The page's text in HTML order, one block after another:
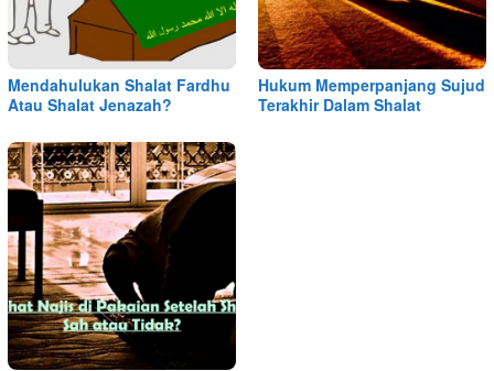
Mendahulukan Shalat Fardhu
Atau Shalat Jenazah?
Hukum Memperpanjang Sujud
Terakhir Dalam Shalat